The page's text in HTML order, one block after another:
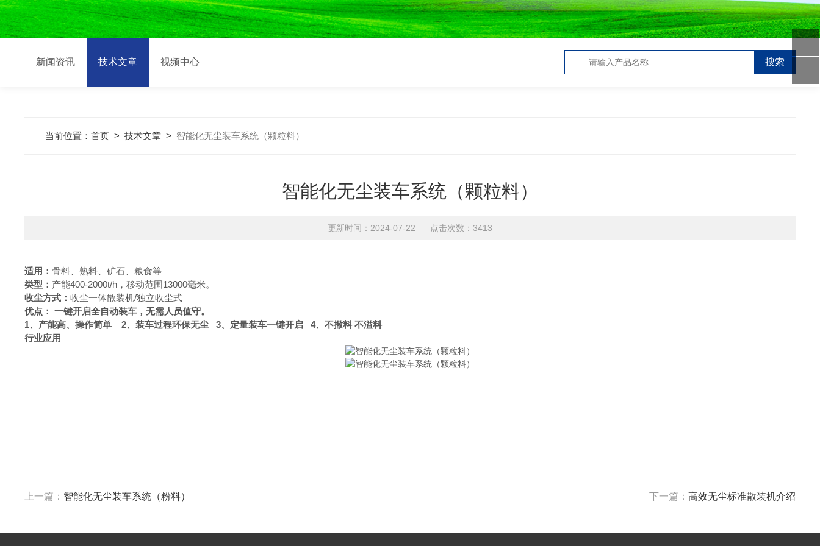
新闻资讯 技术文章 视频中心
当前位置：首页 >技术文章 > 智能化无尘装车系统（颗粒料）
智能化无尘装车系统（颗粒料）
更新时间：2024-07-22 点击次数：3413
适用：骨料、熟料、矿石、粮食等
类型 ： 产能400-2000t/h，移动范围13000毫米。
收尘方式 ：收尘一体散装机/独立收尘式
优点 ：
一键开启全自动装车，无需人员值守。
1、产能高、操作简单 2、装车过程环保无尘 3、定量装车一键开启 4、不撒料 不溢料
行业应用
上一篇： 智能化无尘装车系统（粉料） 下一篇： 高效无尘标准散装机介绍